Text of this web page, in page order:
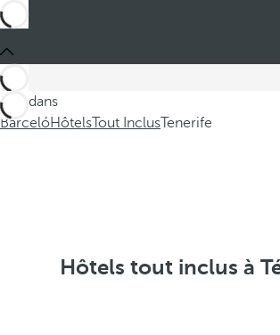
Ces dans
BarcelóHôtelsTout InclusTenerife
Hôtels tout inclus à